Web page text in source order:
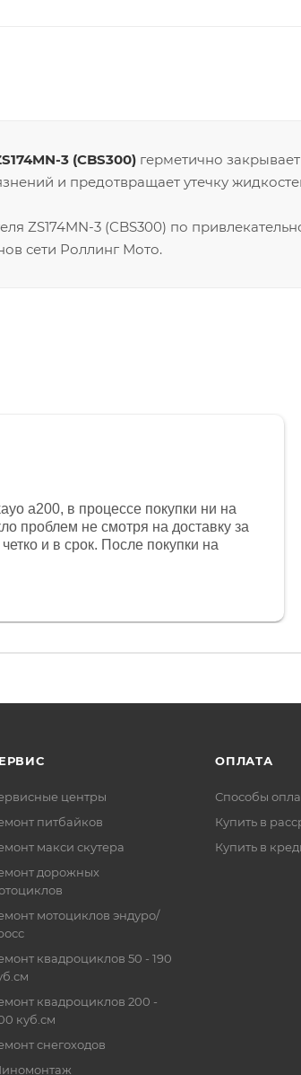
3 (CBS300) герметично закрывает
и предотвращает утечку
ZS174MN-3 (CBS300) по
сети Роллинг Мото.
a200, в процессе покупки ни на
проблем не смотря на доставку за
и в срок. После покупки на
0, при этом представители магазина
и в итоге проблема была решена.
о небезразличии к клиенту после
центры
питбайков
макси скутера
дорожных
мотоциклов эндуро/
квадроциклов 50 - 190
квадроциклов 200 -
куб.см
снегоходов
ОПЛАТА
Способы
Купить в
Купить в